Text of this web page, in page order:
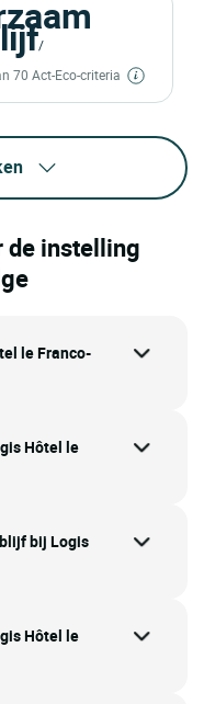
/
70 Act-Eco-criteria
de instelling
le Franco-
Hôtel le
bij Logis
Hôtel le